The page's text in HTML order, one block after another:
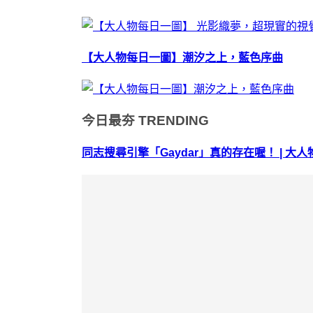
【大人物每日一圖】潮汐之上，藍色序曲
今日最夯 TRENDING
同志搜尋引擎「Gaydar」真的存在喔！ | 大人